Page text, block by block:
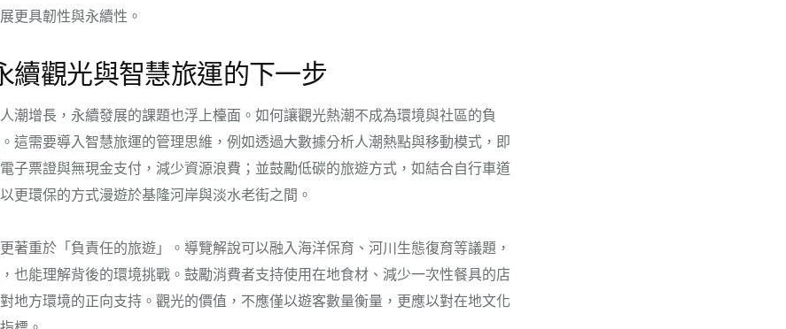
更具韌性與永續性。
續觀光與智慧旅運的下一步
潮增長，永續發展的課題也浮上檯面。如何讓觀光熱潮不成為環境與社區的負
這需要導入智慧旅運的管理思維，例如透過大數據分析人潮熱點與移動模式，即
子票證與無現金支付，減少資源浪費；並鼓勵低碳的旅遊方式，如結合自行車道
更環保的方式漫遊於基隆河岸與淡水老街之間。
著重於「負責任的旅遊」。導覽解說可以融入海洋保育、河川生態復育等議題，
也能理解背後的環境挑戰。鼓勵消費者支持使用在地食材、減少一次性餐具的店
地方環境的正向支持。觀光的價值，不應僅以遊客數量衡量，更應以對在地文化